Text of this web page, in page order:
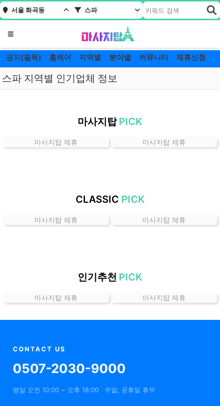
서울 화곡동 스파
메뉴
공지(필독) 홈케어 지역별 분야별 커뮤니티 제휴신청
스파 지역별 인기업체 정보
동
가
정
샵
마사지탑 PICK
마사지탑 제휴 마사지탑 제휴
CLASSIC PICK
마사지탑 제휴 마사지탑 제휴
인기추천 PICK
마사지탑 제휴 마사지탑 제휴
CONTACT US
0507-2030-9000
평일 오전 10:00 ~ 오후 18:00 주말, 공휴일 휴무